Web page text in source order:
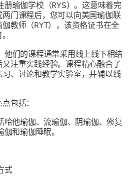
册瑜伽学校（RYS）。这意味着完
门课程后，您可以向美国瑜伽联
教师（RYT），该资格证书在全
他们的课程通常采用线上线下相结
注重实践经验。课程精心融合了
、讨论和教学实验室，并辅以线
包括：
哈他瑜伽、流瑜伽、阴瑜伽、修复
和瑜伽睡眠。
式